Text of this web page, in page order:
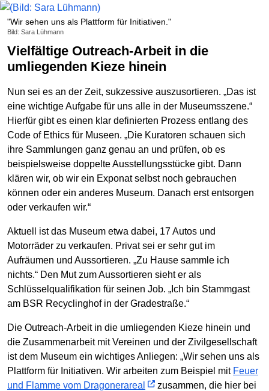
"Wir sehen uns als Plattform für Initiativen."
Bild: Sara Lühmann
Vielfältige Outreach-Arbeit in die
umliegenden Kieze hinein
Nun sei es an der Zeit, sukzessive auszusortieren. „Das ist
eine wichtige Aufgabe für uns alle in der Museumsszene.“
Hierfür gibt es einen klar definierten Prozess entlang des
Code of Ethics für Museen. „Die Kuratoren schauen sich
ihre Sammlungen ganz genau an und prüfen, ob es
beispielsweise doppelte Ausstellungsstücke gibt. Dann
klären wir, ob wir ein Exponat selbst noch gebrauchen
können oder ein anderes Museum. Danach erst entsorgen
oder verkaufen wir.“
Aktuell ist das Museum etwa dabei, 17 Autos und
Motorräder zu verkaufen. Privat sei er sehr gut im
Aufräumen und Aussortieren. „Zu Hause sammle ich
nichts.“ Den Mut zum Aussortieren sieht er als
Schlüsselqualifikation für seinen Job. „Ich bin Stammgast
am BSR Recyclinghof in der Gradestraße.“
Die Outreach-Arbeit in die umliegenden Kieze hinein und
die Zusammenarbeit mit Vereinen und der Zivilgesellschaft
ist dem Museum ein wichtiges Anliegen: „Wir sehen uns als
Plattform für Initiativen. Wir arbeiten zum Beispiel mit Feuer
und Flamme vom Dragonerareal
zusammen, die hier bei